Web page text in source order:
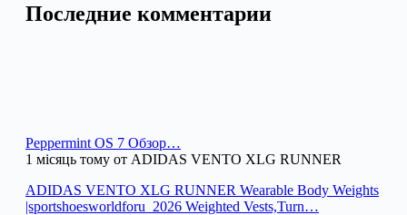
Последние комментарии
Peppermint OS 7 Обзор…
1 місяць тому от ADIDAS VENTO XLG RUNNER
ADIDAS VENTO XLG RUNNER Wearable Body Weights
|sportshoesworldforu_2026 Weighted Vests,Turn…